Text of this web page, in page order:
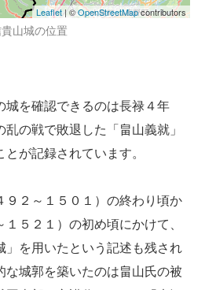
Leaflet| ©OpenStreetMapcontributors
山城の位置
を確認できるのは長禄４年
乱の戦で敗退した「畠山義就」
が記録されています。
２～１５０１）の終わり頃か
５２１）の初め頃にかけて、
」を用いたという記述も残され
な城郭を築いたのは畠山氏の被